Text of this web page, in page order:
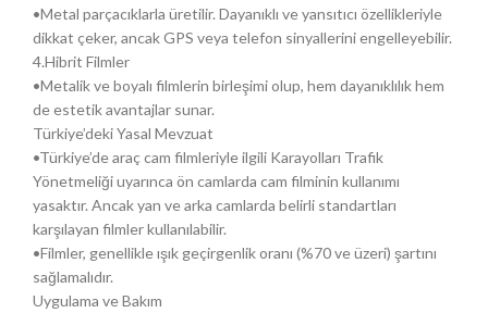
•Metal parçacıklarla üretilir. Dayanıklı ve yansıtıcı özellikleriyle
dikkat çeker, ancak GPS veya telefon sinyallerini engelleyebilir.
4.Hibrit Filmler
•Metalik ve boyalı filmlerin birleşimi olup, hem dayanıklılık hem
de estetik avantajlar sunar.
Türkiye’deki Yasal Mevzuat
•Türkiye’de araç cam filmleriyle ilgili Karayolları Trafik
Yönetmeliği uyarınca ön camlarda cam filminin kullanımı
yasaktır. Ancak yan ve arka camlarda belirli standartları
karşılayan filmler kullanılabilir.
•Filmler, genellikle ışık geçirgenlik oranı (%70 ve üzeri) şartını
sağlamalıdır.
Uygulama ve Bakım